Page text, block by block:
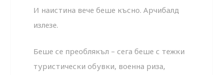
И наистина вече беше късно. Арчибалд
излезе.
Беше се преоблякъл – сега беше с тежки
туристически обувки, военна риза,